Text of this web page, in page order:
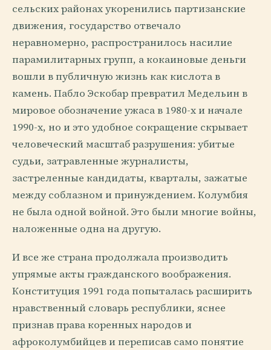
сельских районах укоренились партизанские
движения, государство отвечало
неравномерно, распространилось насилие
парамилитарных групп, а кокаиновые деньги
вошли в публичную жизнь как кислота в
камень. Пабло Эскобар превратил Медельин в
мировое обозначение ужаса в 1980-х и начале
1990-х, но и это удобное сокращение скрывает
человеческий масштаб разрушения: убитые
судьи, затравленные журналисты,
застреленные кандидаты, кварталы, зажатые
между соблазном и принуждением. Колумбия
не была одной войной. Это были многие войны,
наложенные одна на другую.
И все же страна продолжала производить
упрямые акты гражданского воображения.
Конституция 1991 года попыталась расширить
нравственный словарь республики, яснее
признав права коренных народов и
афроколумбийцев и переписав само понятие